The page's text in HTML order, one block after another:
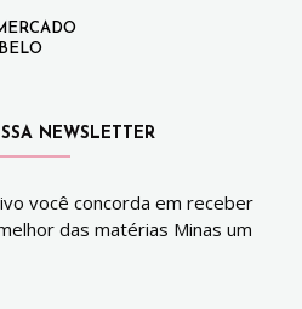
NEWSLETTER
você concorda em receber
das matérias Minas um